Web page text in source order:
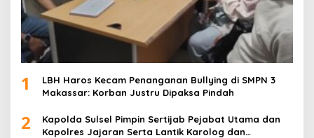
1
LBH Haros Kecam Penanganan Bullying di SMPN 3
Makassar: Korban Justru Dipaksa Pindah
2
Kapolda Sulsel Pimpin Sertijab Pejabat Utama dan
Kapolres Jajaran Serta Lantik Karolog dan